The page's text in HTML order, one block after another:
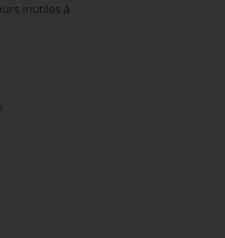
inutiles à